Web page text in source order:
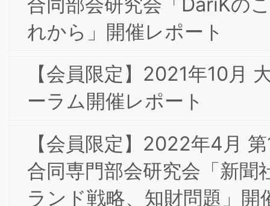
2019年 新年のご挨拶
経済人倶楽部カイザーオープンセミナー
は盛況のうちに終了いたしました
経済人倶楽部カイザーオープンセミナは
盛況のうちに終了いたしました
2018年 新年のご挨拶